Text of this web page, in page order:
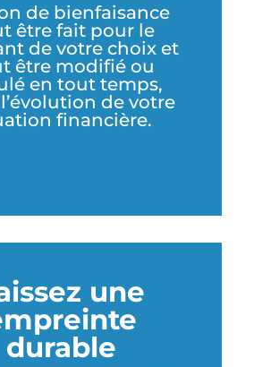
de bienfaisance
être fait pour le
de votre choix et
être modifié ou
en tout temps,
de votre
financière.
une
durable